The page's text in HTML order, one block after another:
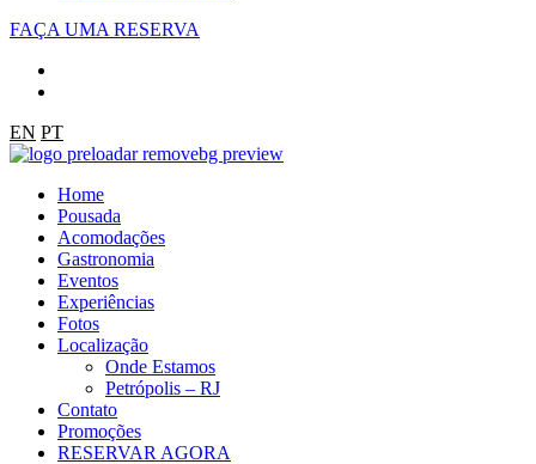
FAÇA UMA RESERVA
EN PT
Home
Pousada
Acomodações
Gastronomia
Eventos
Experiências
Fotos
Localização
Onde Estamos
Petrópolis – RJ
Contato
Promoções
RESERVAR AGORA